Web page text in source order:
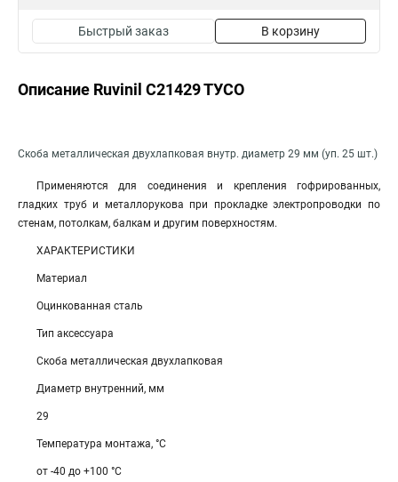
Быстрый заказ В корзину
Описание Ruvinil С21429 ТУСО
Скоба металлическая двухлапковая внутр. диаметр 29 мм (уп. 25 шт.)
Применяются для соединения и крепления гофрированных,
гладких труб и металлорукова при прокладке электропроводки по
стенам, потолкам, балкам и другим поверхностям.
ХАРАКТЕРИСТИКИ
Материал
Оцинкованная сталь
Тип аксессуара
Скоба металлическая двухлапковая
Диаметр внутренний, мм
29
Температура монтажа, °С
от -40 до +100 °С